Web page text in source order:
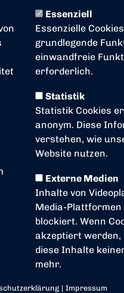
Essenziell
Essenzielle
grundlegende
einwandfreie
erforderlich.
Statistik
Statistik Cookies
anonym. Diese
verstehen, wie
Website nutzen.
Externe Medien
Inhalte von
Media-
blockiert. Wenn
akzeptiert
diese Inhalte
mehr.
| Impressum